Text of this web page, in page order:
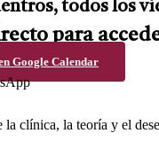
todos los
para
Google Calendar
clínica, la teoría y el